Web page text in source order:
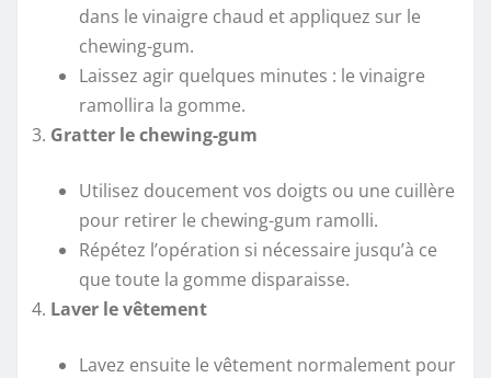
dans le vinaigre chaud et appliquez sur le
chewing-gum.
Laissez agir quelques minutes : le vinaigre
ramollira la gomme.
Gratter le chewing-gum
Utilisez doucement vos doigts ou une cuillère
pour retirer le chewing-gum ramolli.
Répétez l’opération si nécessaire jusqu’à ce
que toute la gomme disparaisse.
Laver le vêtement
Lavez ensuite le vêtement normalement pour